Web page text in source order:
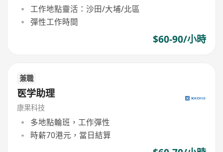
工作地點靈活：沙田/大埔/北區
彈性工作時間
$60-90/小時
兼職
医学助理
康果科技
多地點輪班，工作彈性
時薪70港元，當日結算